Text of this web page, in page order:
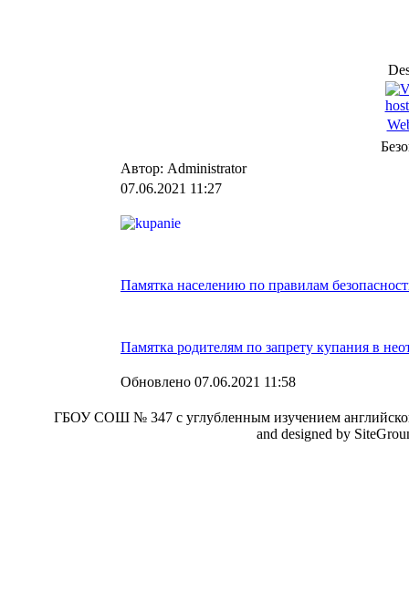
Автор: Administrator
07.06.2021 11:27
Памятка населению по правилам
Памятка родителям по запрету купания в
Обновлено 07.06.2021 11:58
ГБОУ СОШ № 347 с углубленным изучением
and designed by